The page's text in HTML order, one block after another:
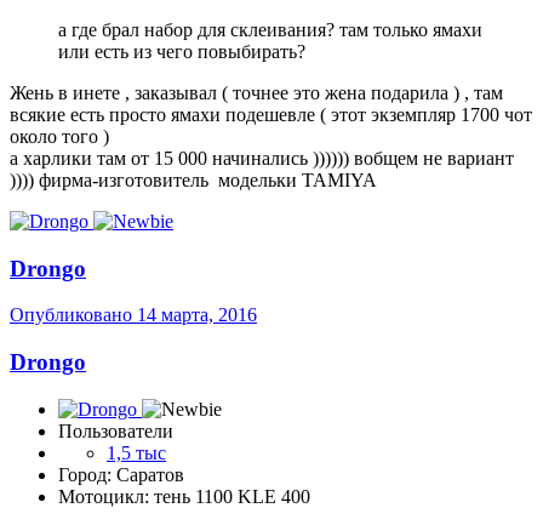
а где брал набор для склеивания? там только ямахи
или есть из чего повыбирать?
Жень в инете , заказывал ( точнее это жена подарила ) , там
всякие есть просто ямахи подешевле ( этот экземпляр 1700 чот
около того )
а харлики там от 15 000 начинались )))))) вобщем не вариант
)))) фирма-изготовитель модельки TAMIYA
Drongo
Опубликовано 14 марта, 2016
Drongo
Пользователи
1,5 тыс
Город: Саратов
Мотоцикл: тень 1100 KLE 400